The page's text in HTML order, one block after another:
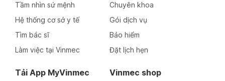
Tầm nhìn sứ mệnh
Hệ thống cơ sở y tế
Tìm bác sĩ
Làm việc tại Vinmec
Chuyên khoa
Gói dịch vụ
Bảo hiểm
Đặt lịch hẹn
Tải App MyVinmec Vinmec shop